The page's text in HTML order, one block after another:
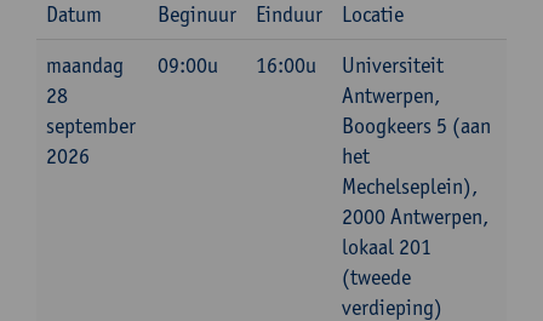
Datum
Beginuur Einduur
Locatie
maandag
28
september
2026
09:00u 16:00u
Universiteit
Antwerpen,
Boogkeers 5 (aan
het
Mechelseplein),
2000 Antwerpen,
lokaal 201
(tweede
verdieping)